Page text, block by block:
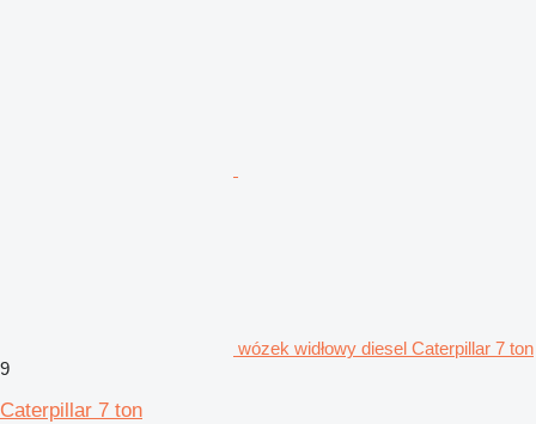
wózek widłowy diesel Caterpillar 7 ton
9
Caterpillar 7 ton